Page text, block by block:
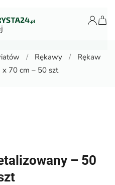
Rękawy
Rękaw
70 cm – 50 szt
– 50